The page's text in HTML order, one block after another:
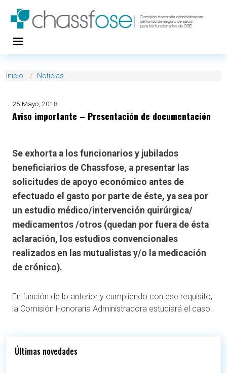
Inicio Noticias
25 Mayo, 2018
Aviso importante – Presentación de documentación
Se exhorta a los funcionarios y jubilados
beneficiarios de Chassfose, a presentar las
solicitudes de apoyo económico antes de
efectuado el gasto por parte de éste, ya sea por
un estudio médico/intervención quirúrgica/
medicamentos /otros (quedan por fuera de ésta
aclaración, los estudios convencionales
realizados en las mutualistas y/o la medicación
de crónico).
En función de lo anterior y cumpliendo con ese requisito,
la Comisión Honoraria Administradora estudiará el caso.
Últimas novedades